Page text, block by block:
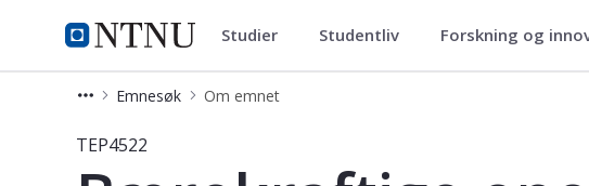
NTNU Hjemmeside
Studier Studier Studentliv Forskning og
Emnesøk Om emnet
Emne - Bærekraftige energisystemer,
TEP4522